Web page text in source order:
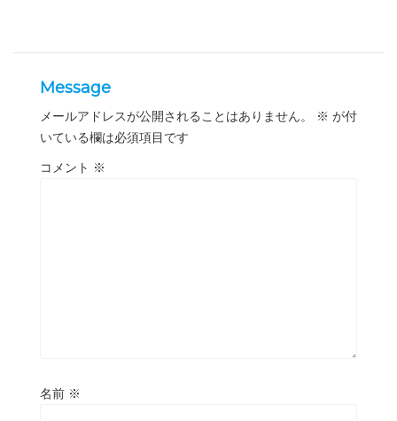
Message
メールアドレスが公開されることはありません。 ※ が付
いている欄は必須項目です
コメント ※
名前 ※